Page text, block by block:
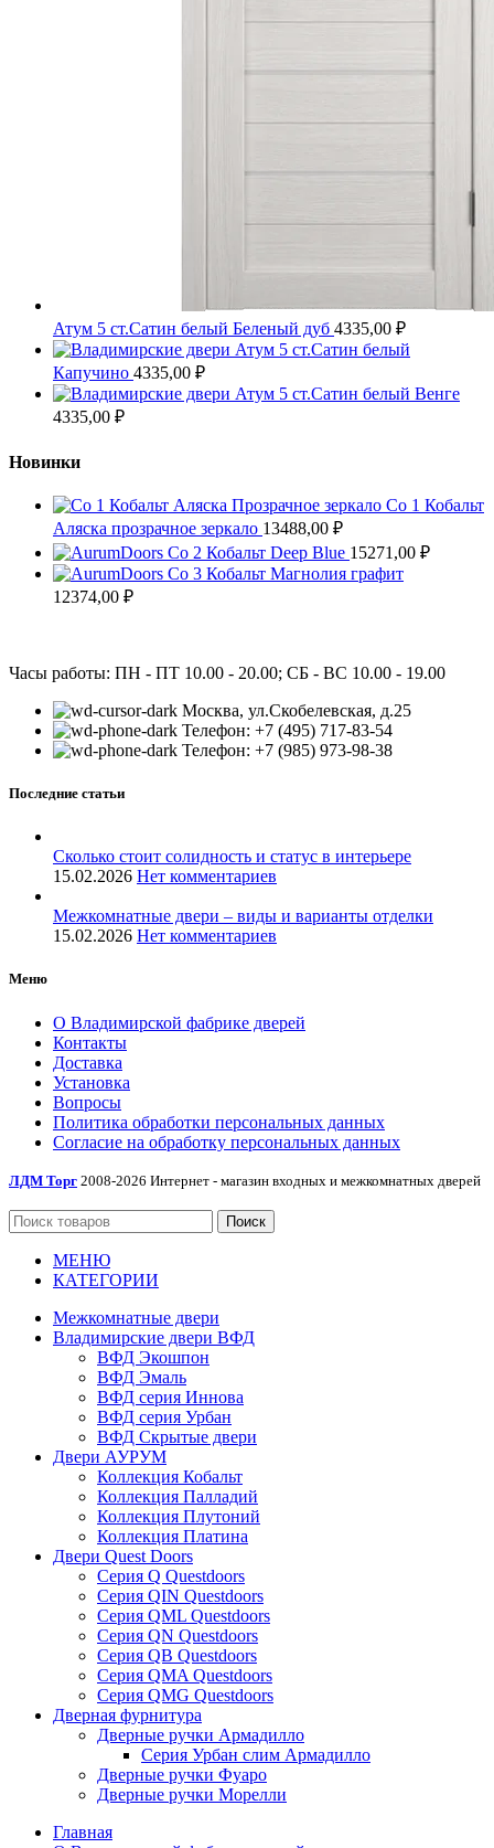
Атум 5 ст.Сатин белый Беленый дуб 4335,00 ₽
Атум 5 ст.Сатин белый
Капучино 4335,00 ₽
Атум 5 ст.Сатин белый Венге
4335,00 ₽
Новинки
Co 1 Кобальт
Аляска прозрачное зеркало 13488,00 ₽
Co 2 Кобальт Deep Blue 15271,00 ₽
Co 3 Кобальт Магнолия графит
12374,00 ₽
Часы работы: ПН - ПТ 10.00 - 20.00; СБ - ВС 10.00 - 19.00
Москва, ул.Скобелевская, д.25
Телефон: +7 (495) 717-83-54
Телефон: +7 (985) 973-98-38
Последние статьи
Сколько стоит солидность и статус в интерьере
15.02.2026 Нет комментариев
Межкомнатные двери – виды и варианты отделки
15.02.2026 Нет комментариев
Меню
О Владимирской фабрике дверей
Контакты
Доставка
Установка
Вопросы
Политика обработки персональных данных
Согласие на обработку персональных данных
ЛДМ Торг 2008-2026 Интернет - магазин входных и межкомнатных дверей
Поиск
МЕНЮ
КАТЕГОРИИ
Межкомнатные двери
Владимирские двери ВФД
ВФД Экошпон
ВФД Эмаль
ВФД серия Иннова
ВФД серия Урбан
ВФД Скрытые двери
Двери АУРУМ
Коллекция Кобальт
Коллекция Палладий
Коллекция Плутоний
Коллекция Платина
Двери Quest Doors
Серия Q Questdoors
Серия QIN Questdoors
Серия QML Questdoors
Серия QN Questdoors
Серия QB Questdoors
Серия QMA Questdoors
Серия QMG Questdoors
Дверная фурнитура
Дверные ручки Армадилло
Серия Урбан слим Армадилло
Дверные ручки Фуаро
Дверные ручки Морелли
Главная